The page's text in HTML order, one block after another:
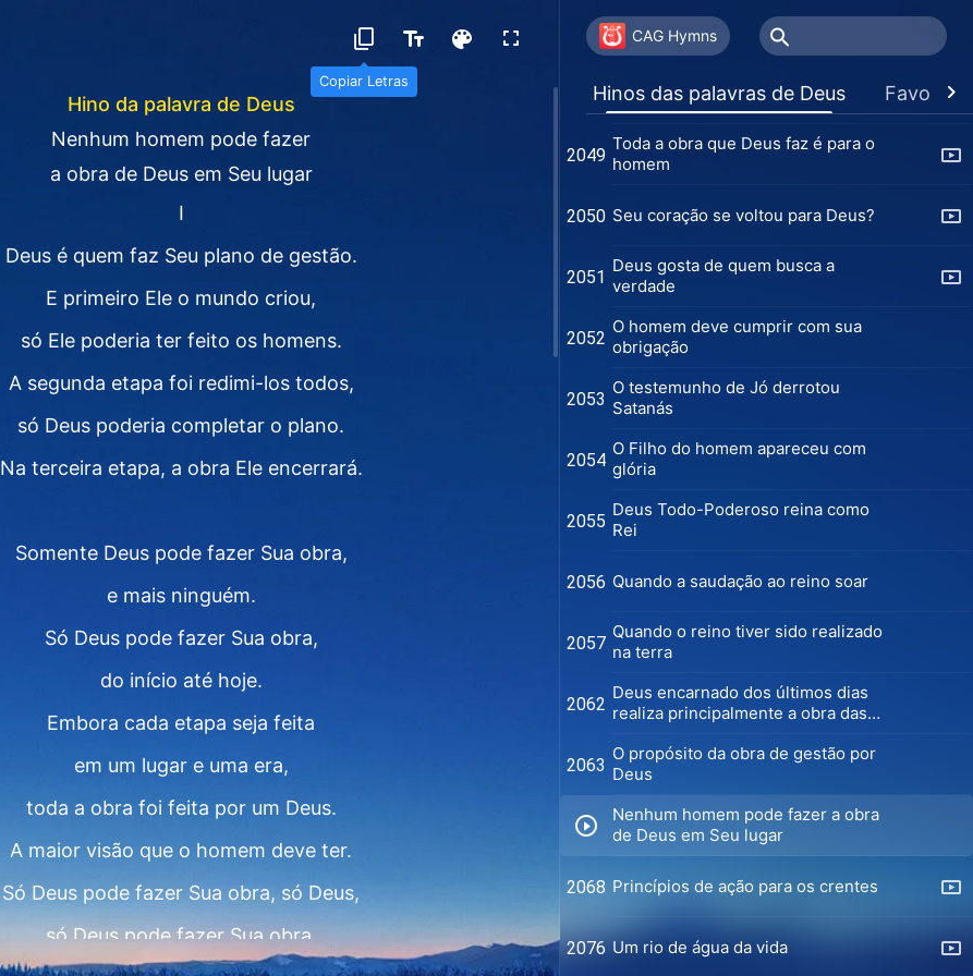
Copiar Letras
Hino da palavra de Deus
Nenhum homem pode fazer
a obra de Deus em Seu lugar
I
Deus é quem faz Seu plano de gestão.
E primeiro Ele o mundo criou,
só Ele poderia ter feito os homens.
A segunda etapa foi redimi-los todos,
só Deus poderia completar o plano.
Na terceira etapa, a obra Ele encerrará.
Somente Deus pode fazer Sua obra,
e mais ninguém.
Só Deus pode fazer Sua obra,
do início até hoje.
Embora cada etapa seja feita
em um lugar e uma era,
toda a obra foi feita por um Deus.
A maior visão que o homem deve ter.
Só Deus pode fazer Sua obra, só Deus,
só Deus pode fazer Sua obra.
CAG Hymns
Hinos das palavras de Deus Favoritos
2047
O caráter de Deus é gradualmente
revelado ao homem na Era do
Reino
2048
Como viver uma vida de
obediência
2049
Toda a obra que Deus faz é para o
homem
2050 Seu coração se voltou para Deus?
2051
Deus gosta de quem busca a
verdade
2052
O homem deve cumprir com sua
obrigação
2053
O testemunho de Jó derrotou
Satanás
2054
O Filho do homem apareceu com
glória
2055
Deus Todo-Poderoso reina como
Rei
2056 Quando a saudação ao reino soar
2057
Quando o reino tiver sido realizado
na terra
2062
Deus encarnado dos últimos dias
realiza principalmente a obra das
2063
O propósito da obra de gestão por
Deus
Nenhum homem pode fazer a obra
de Deus em Seu lugar
2068 Princípios de ação para os crentes
2076 Um rio de água da vida